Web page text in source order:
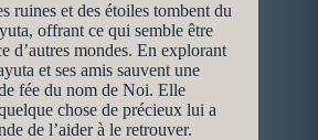
ruines et des étoiles tombent du
offrant ce qui semble être
d’autres mondes. En explorant
et ses amis sauvent une
fée du nom de Noi. Elle
chose de précieux lui a
de l’aider à le retrouver.